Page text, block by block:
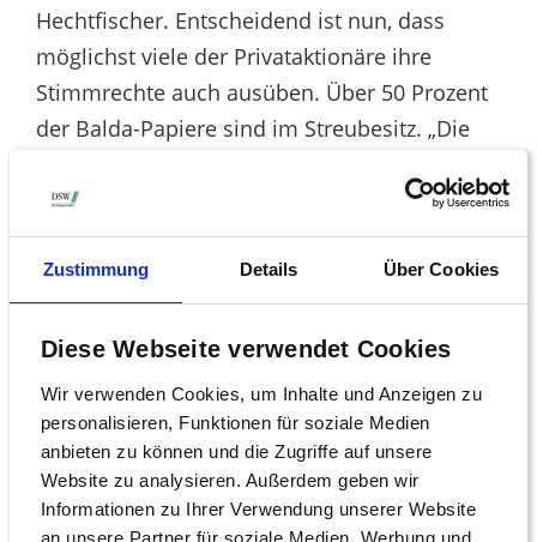
Zustimmung Details Über Cookies
Diese Webseite verwendet Cookies
Wir verwenden Cookies, um Inhalte und Anzeigen zu
personalisieren, Funktionen für soziale Medien
anbieten zu können und die Zugriffe auf unsere
Website zu analysieren. Außerdem geben wir
Informationen zu Ihrer Verwendung unserer Website
an unsere Partner für soziale Medien, Werbung und
Hechtfischer. Entscheidend ist nun, dass
möglichst viele der Privataktionäre ihre
Stimmrechte auch ausüben. Über 50 Prozent
der Balda-Papiere sind im Streubesitz. „Die
um die Weichen für das Unternehmen in die
richtige Richtung zu stellen“, fordert
Hechtfischer. „Wer nicht selbst kommt, kann
ohne bürokratischen Aufwand die
Stimmrechtsvertretung auf die DSW
die DSW lautenden Eintrittskarte beantragen.“
Je nach Ergebnis der Veranstaltung behält
sich die DSW vor, im Rahmen der
ordentlichen Hauptversammlung, die am